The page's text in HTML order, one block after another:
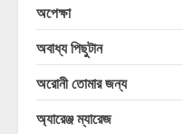
অপেক্ষা
অবাধ্য পিছুটান
অরোনী তোমার জন্য
অ্যারেঞ্জ ম্যারেজ